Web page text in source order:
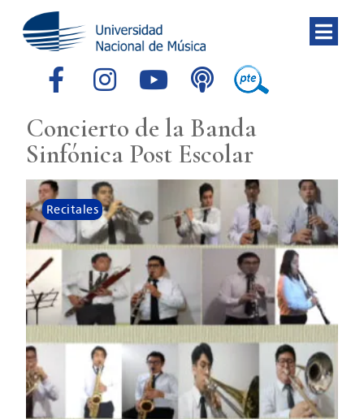
Concierto de la Banda
Sinfónica Post Escolar
Recitales